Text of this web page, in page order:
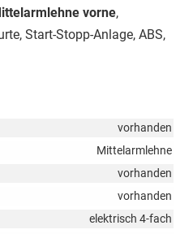
vorne,
Start-Stopp-Anlage, ABS,
vorhanden
Mittelarmlehne
vorhanden
vorhanden
elektrisch 4-fach